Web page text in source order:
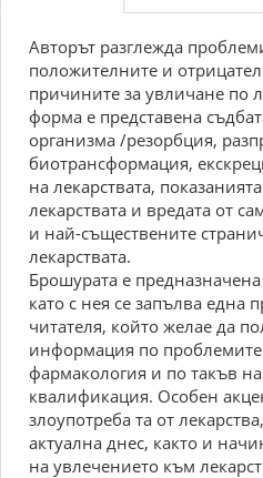
Авторът разглежда
положителните и
причините за увличане по
форма е представена
организма /резорбция,
биотрансформация,
на лекарствата,
лекарствата и вредата от
и най-съществените
лекарствата.
Брошурата е
като с нея се запълва една
читателя, който желае да
информация по
фармакология и по такъв
квалификация. Особен
злоупотреба та от
актуална днес, както и
на увлечението към